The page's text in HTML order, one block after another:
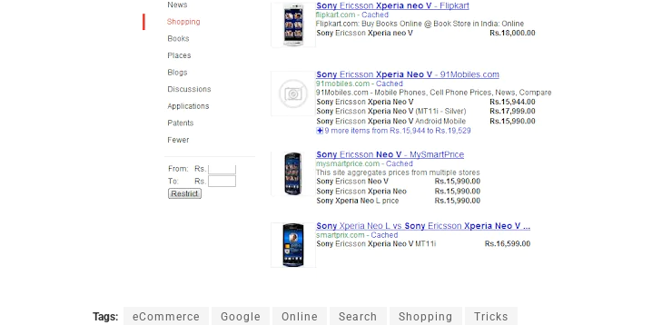
Tags: eCommerce Google Online Search Shopping Tricks